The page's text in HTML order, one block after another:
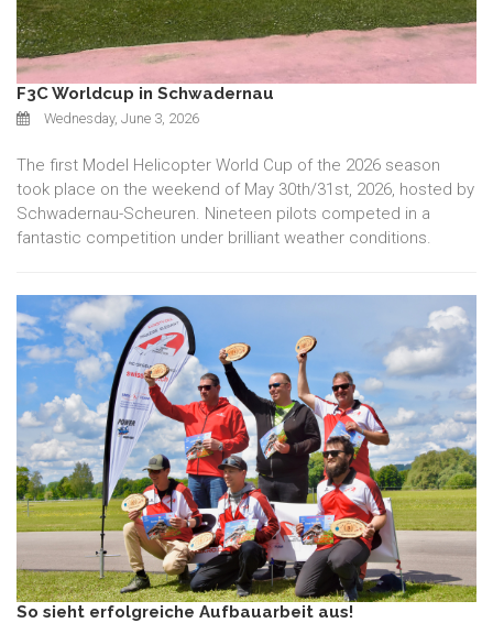
F3C Worldcup in Schwadernau
Wednesday, June 3, 2026
The first Model Helicopter World Cup of the 2026 season
took place on the weekend of May 30th/31st, 2026, hosted by
Schwadernau-Scheuren. Nineteen pilots competed in a
fantastic competition under brilliant weather conditions.
So sieht erfolgreiche Aufbauarbeit aus!